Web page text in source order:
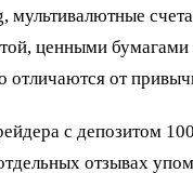
ценными
отличаются от
с депозитом
отзывах